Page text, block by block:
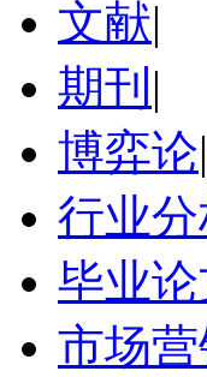
文献|
期刊 |
博弈论|
行业
毕业论
市场